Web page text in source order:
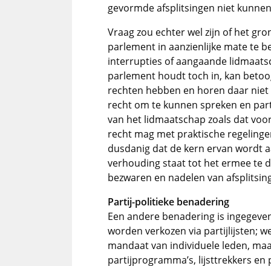
gevormde afsplitsingen niet
Vraag zou echter wel zijn of het
parlement in aanzienlijke mate te
interrupties of aangaande
parlement houdt toch in, kan
rechten hebben en horen daar
recht om te kunnen spreken en
van het lidmaatschap zoals dat
recht mag met praktische
dusdanig dat de kern ervan wordt
verhouding staat tot het ermee te
bezwaren en nadelen van
Partij-politieke benadering
Een andere benadering is
worden verkozen via partijlijsten;
mandaat van individuele leden,
partijprogramma’s, lijsttrekkers